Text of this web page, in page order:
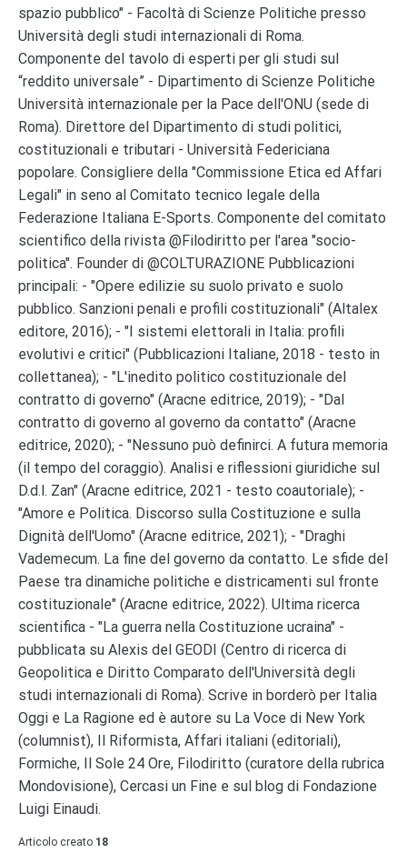
spazio pubblico" - Facoltà di Scienze Politiche presso
Università degli studi internazionali di Roma.
Componente del tavolo di esperti per gli studi sul
“reddito universale” - Dipartimento di Scienze Politiche
Università internazionale per la Pace dell'ONU (sede di
Roma). Direttore del Dipartimento di studi politici,
costituzionali e tributari - Università Federiciana
popolare. Consigliere della "Commissione Etica ed Affari
Legali" in seno al Comitato tecnico legale della
Federazione Italiana E-Sports. Componente del comitato
scientifico della rivista @Filodiritto per l'area "socio-
politica". Founder di @COLTURAZIONE Pubblicazioni
principali: - "Opere edilizie su suolo privato e suolo
pubblico. Sanzioni penali e profili costituzionali" (Altalex
editore, 2016); - "I sistemi elettorali in Italia: profili
evolutivi e critici" (Pubblicazioni Italiane, 2018 - testo in
collettanea); - "L'inedito politico costituzionale del
contratto di governo" (Aracne editrice, 2019); - "Dal
contratto di governo al governo da contatto" (Aracne
editrice, 2020); - "Nessuno può definirci. A futura memoria
(il tempo del coraggio). Analisi e riflessioni giuridiche sul
D.d.l. Zan" (Aracne editrice, 2021 - testo coautoriale); -
"Amore e Politica. Discorso sulla Costituzione e sulla
Dignità dell'Uomo" (Aracne editrice, 2021); - "Draghi
Vademecum. La fine del governo da contatto. Le sfide del
Paese tra dinamiche politiche e districamenti sul fronte
costituzionale" (Aracne editrice, 2022). Ultima ricerca
scientifica - "La guerra nella Costituzione ucraina" -
pubblicata su Alexis del GEODI (Centro di ricerca di
Geopolitica e Diritto Comparato dell'Università degli
studi internazionali di Roma). Scrive in borderò per Italia
Oggi e La Ragione ed è autore su La Voce di New York
(columnist), Il Riformista, Affari italiani (editoriali),
Formiche, Il Sole 24 Ore, Filodiritto (curatore della rubrica
Mondovisione), Cercasi un Fine e sul blog di Fondazione
Luigi Einaudi.
Articolo creato 18